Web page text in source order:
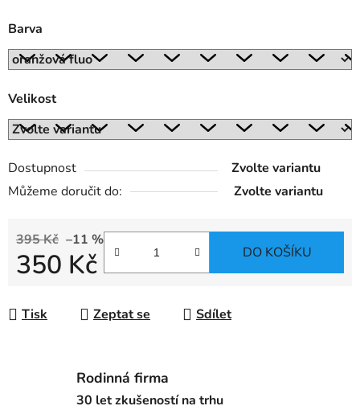
Barva
Velikost
Dostupnost
Zvolte variantu
Můžeme doručit do:
Zvolte variantu
395 Kč –11 %
350 Kč DO KOŠÍKU
Tisk Zeptat se Sdílet
Rodinná firma
30 let zkušeností na trhu